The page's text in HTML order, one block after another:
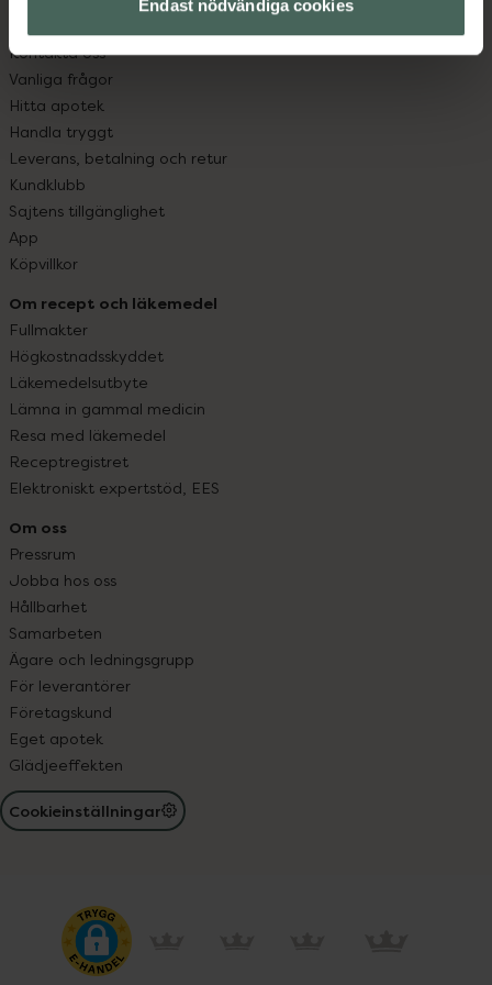
Endast nödvändiga cookies
Kontakta oss
Vanliga frågor
Hitta apotek
Handla tryggt
Leverans, betalning och retur
Kundklubb
Sajtens tillgänglighet
App
Köpvillkor
Om recept och läkemedel
Fullmakter
Högkostnadsskyddet
Läkemedelsutbyte
Lämna in gammal medicin
Resa med läkemedel
Receptregistret
Elektroniskt expertstöd, EES
Om oss
Pressrum
Jobba hos oss
Hållbarhet
Samarbeten
Ägare och ledningsgrupp
För leverantörer
Företagskund
Eget apotek
Glädjeeffekten
Cookieinställningar